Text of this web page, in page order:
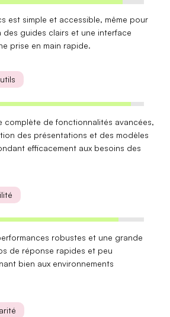
est simple et accessible, même pour
des guides clairs et une interface
prise en main rapide.
complète defonctionnalités avancées,
des présentations et des modèles
efficacement aux besoins des
robustes et une grande
de réponse rapides et peu
bien aux environnements